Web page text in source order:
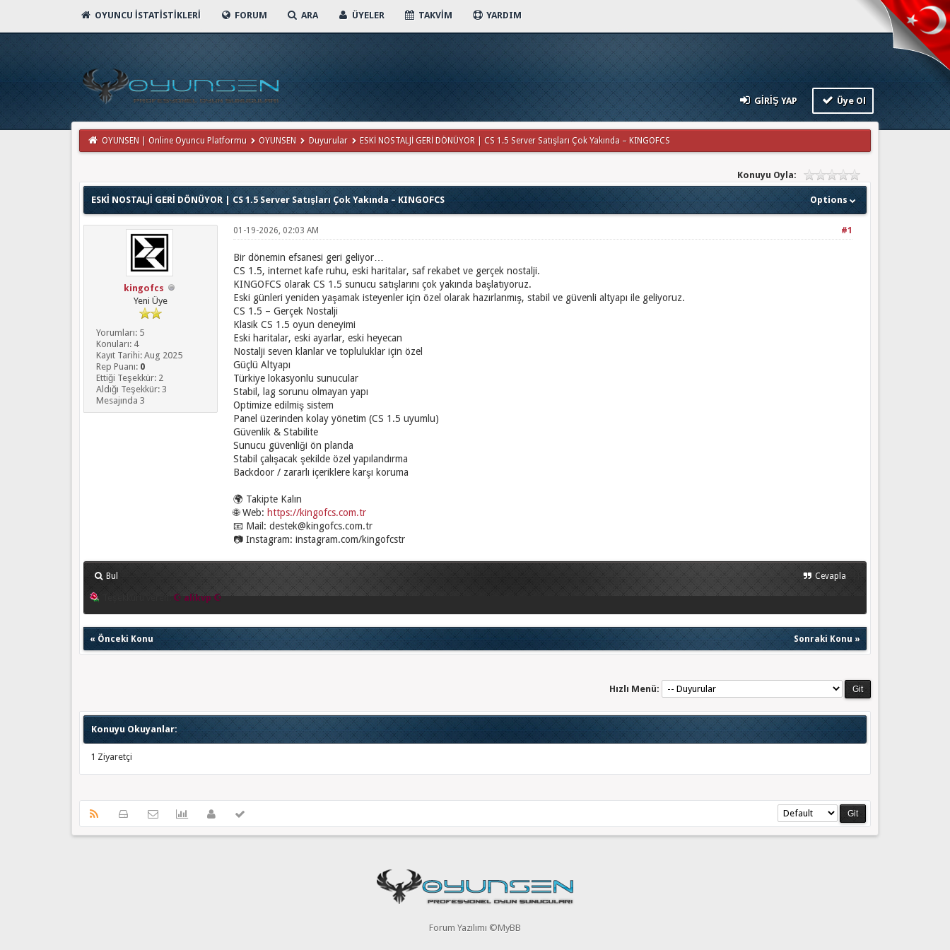
OYUNCU İSTATISTIKLERI FORUM ARA ÜYELER TAKVIM YARDIM
GIRIŞ YAP Üye Ol
OYUNSEN | Online Oyuncu Platformu OYUNSEN Duyurular ESKİ NOSTALJİ GERİ DÖNÜYOR | CS 1.5 Server Satışları Çok Yakında – KINGOFCS
Konuyu Oyla:
Options
ESKİ NOSTALJİ GERİ DÖNÜYOR | CS 1.5 Server Satışları Çok Yakında – KINGOFCS
kingofcs
Yeni Üye
Yorumları: 5
Konuları: 4
Kayıt Tarihi: Aug 2025
Rep Puanı: 0
Ettiği Teşekkür: 2
Aldığı Teşekkür: 3
Mesajında 3
#1
01-19-2026, 02:03 AM
Bir dönemin efsanesi geri geliyor…
CS 1.5, internet kafe ruhu, eski haritalar, saf rekabet ve gerçek nostalji.
KINGOFCS olarak CS 1.5 sunucu satışlarını çok yakında başlatıyoruz.
Eski günleri yeniden yaşamak isteyenler için özel olarak hazırlanmış, stabil ve güvenli altyapı ile geliyoruz.
CS 1.5 – Gerçek Nostalji
Klasik CS 1.5 oyun deneyimi
Eski haritalar, eski ayarlar, eski heyecan
Nostalji seven klanlar ve topluluklar için özel
Güçlü Altyapı
Türkiye lokasyonlu sunucular
Stabil, lag sorunu olmayan yapı
Optimize edilmiş sistem
Panel üzerinden kolay yönetim (CS 1.5 uyumlu)
Güvenlik & Stabilite
Sunucu güvenliği ön planda
Stabil çalışacak şekilde özel yapılandırma
Backdoor / zararlı içeriklere karşı koruma
🌍 Takipte Kalın
🌐 Web: https://kingofcs.com.tr
📧 Mail: destek@kingofcs.com.tr
📷 Instagram: instagram.com/kingofcstr
Bul Cevapla
☪ alikvp ☪
« Önceki Konu Sonraki Konu »
Hızlı Menü:
Konuyu Okuyanlar:
1 Ziyaretçi
Forum Yazılımı ©MyBB